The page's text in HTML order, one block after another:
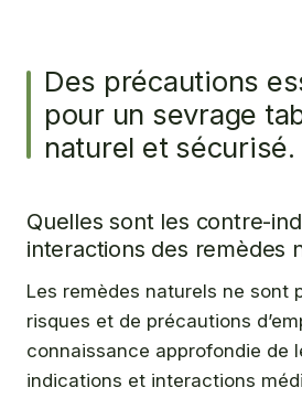
Des précautions
pour un sevrage
naturel et sécurisé.
Quelles sont les contre-
interactions des remèdes
Les remèdes naturels ne sont
risques et de précautions
connaissance approfondie de
indications et interactions